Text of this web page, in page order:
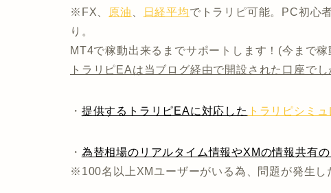
※FX、
原油 日経平均でトラリピ可能。PC初心
り。
MT4で稼動出来るまでサポートします！(今まで
トラリピEAは当ブログ経由で開設された口座で
・ 提供するトラリピEAに対応した トラリピシミ
・ 為替相場のリアルタイム情報やXMの情報共有
※100名以上XMユーザーがいる為、問題が発生し